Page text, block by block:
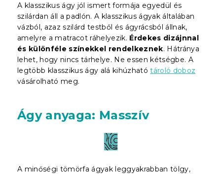
A klasszikus ágy jól ismert formája egyedül és
szilárdan áll a padlón. A klasszikus ágyak általában
vázból, azaz szilárd testből és ágyrácsból állnak,
amelyre a matracot ráhelyezik. Érdekes dizájnnal
és különféle színekkel rendelkeznek. Hátránya
lehet, hogy nincs tárhelye. Ne essen kétségbe. A
legtöbb klasszikus ágy alá kihúzhatótároló doboz
vásárolható meg.
Ágy anyaga: Masszív
A minőségi tömörfa ágyak leggyakrabban tölgy,